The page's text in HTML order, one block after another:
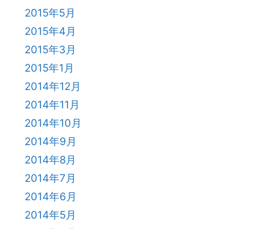
2015年5月
2015年4月
2015年3月
2015年1月
2014年12月
2014年11月
2014年10月
2014年9月
2014年8月
2014年7月
2014年6月
2014年5月